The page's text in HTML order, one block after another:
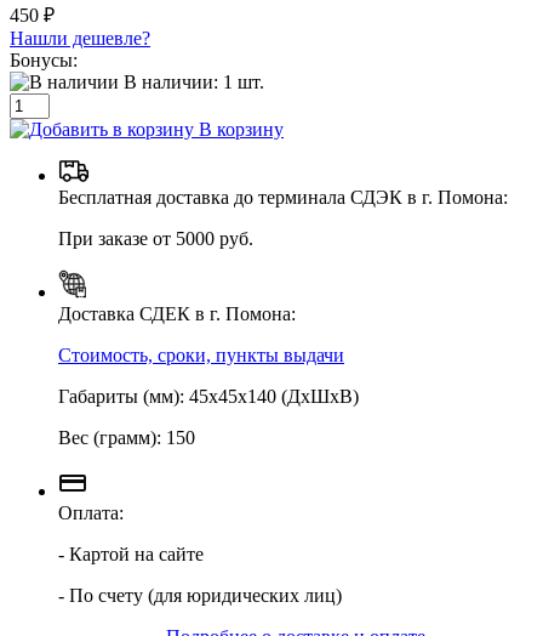
450 ₽
Нашли дешевле?
Бонусы:
В наличии: 1 шт.
В корзину
Бесплатная доставка до терминала СДЭК в г. Помона:
При заказе от 5000 руб.
Доставка СДЕК в г. Помона:
Стоимость, сроки, пункты выдачи
Габариты (мм): 45х45х140 (ДхШхВ)
Вес (грамм): 150
Оплата:
- Картой на сайте
- По счету (для юридических лиц)